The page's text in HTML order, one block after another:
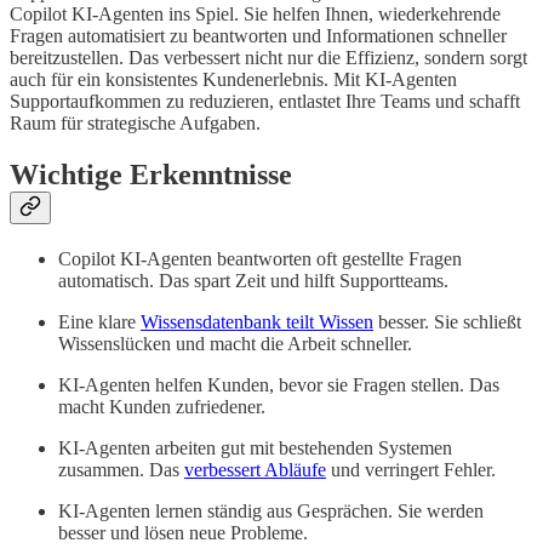
Copilot KI-Agenten ins Spiel. Sie helfen Ihnen, wiederkehrende
Fragen automatisiert zu beantworten und Informationen schneller
bereitzustellen. Das verbessert nicht nur die Effizienz, sondern sorgt
auch für ein konsistentes Kundenerlebnis. Mit KI-Agenten
Supportaufkommen zu reduzieren, entlastet Ihre Teams und schafft
Raum für strategische Aufgaben.
Wichtige Erkenntnisse
Copilot KI-Agenten beantworten oft gestellte Fragen
automatisch. Das spart Zeit und hilft Supportteams.
Eine klare Wissensdatenbank teilt Wissen besser. Sie schließt
Wissenslücken und macht die Arbeit schneller.
KI-Agenten helfen Kunden, bevor sie Fragen stellen. Das
macht Kunden zufriedener.
KI-Agenten arbeiten gut mit bestehenden Systemen
zusammen. Das verbessert Abläufe und verringert Fehler.
KI-Agenten lernen ständig aus Gesprächen. Sie werden
besser und lösen neue Probleme.